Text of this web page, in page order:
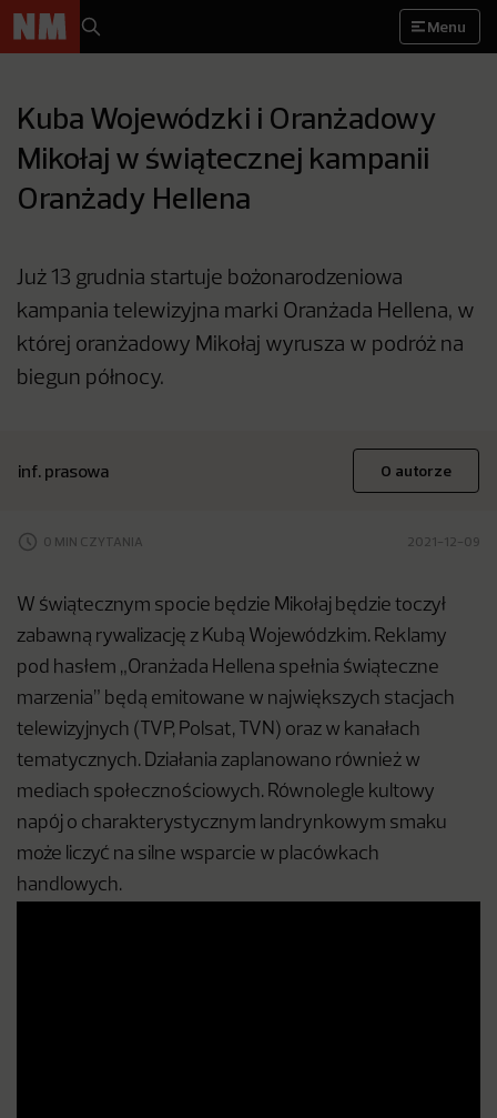
Menu
Kuba Wojewódzki i Oranżadowy
Mikołaj w świątecznej kampanii
Oranżady Hellena
Już 13 grudnia startuje bożonarodzeniowa
kampania telewizyjna marki Oranżada Hellena, w
której oranżadowy Mikołaj wyrusza w podróż na
biegun północy.
inf. prasowa O autorze
0 MIN CZYTANIA 2021-12-09
W świątecznym spocie będzie Mikołaj będzie toczył
zabawną rywalizację z Kubą Wojewódzkim. Reklamy
pod hasłem „Oranżada Hellena spełnia świąteczne
marzenia” będą emitowane w największych stacjach
telewizyjnych (TVP, Polsat, TVN) oraz w kanałach
tematycznych. Działania zaplanowano również w
mediach społecznościowych. Równolegle kultowy
napój o charakterystycznym landrynkowym smaku
może liczyć na silne wsparcie w placówkach
handlowych.